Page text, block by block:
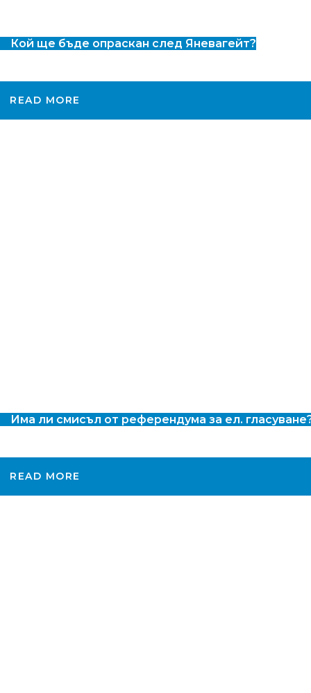
Кой ще бъде опраскан след Яневагейт?
READ MORE
Има ли смисъл от референдума за ел.
READ MORE